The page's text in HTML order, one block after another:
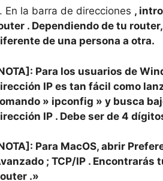
En la barra de direcciones ,
. Dependiendo de tu
de una persona a otra.
Para los usuarios de
IP es tan fácil como
» ipconfig » y busca
IP . Debe ser de 4
Para MacOS, abrir
; TCP/IP . Encontrarás
.»